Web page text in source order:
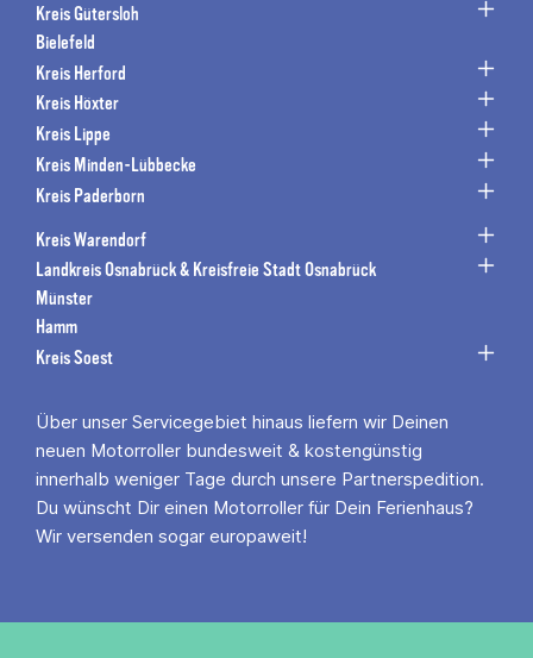
Kreis Gütersloh
Bielefeld
Kreis Herford
Kreis Höxter
Kreis Lippe
Kreis Minden-Lübbecke
Kreis Paderborn
Kreis Warendorf
Landkreis Osnabrück & Kreisfreie Stadt Osnabrück
Münster
Hamm
Kreis Soest
Über unser Servicegebiet hinaus liefern wir Deinen
neuen Motorroller bundesweit & kostengünstig
innerhalb weniger Tage durch unsere Partnerspedition.
Du wünscht Dir einen Motorroller für Dein Ferienhaus?
Wir versenden sogar europaweit!